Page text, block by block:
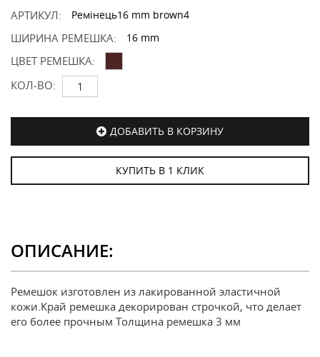
АРТИКУЛ: Ремінець16 mm brown4
ШИРИНА РЕМЕШКА: 16 mm
ЦВЕТ РЕМЕШКА:
КОЛ-ВО:
ДОБАВИТЬ В КОРЗИНУ
КУПИТЬ В 1 КЛИК
ОПИСАНИЕ:
Ремешок изготовлен из лакированной эластичной
кожи.Край ремешка декорирован строчкой, что делает
его более прочным Толщина ремешка 3 мм